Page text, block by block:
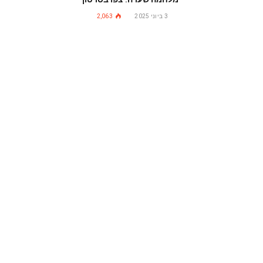
3 ביוני 2025 2,063